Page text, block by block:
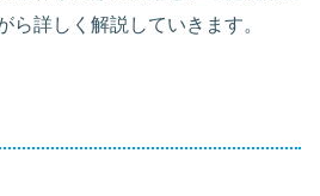
ら詳しく解説していきます。